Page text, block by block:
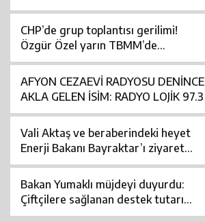
Rehabilitasyon Merkezi Açıldı
CHP’de grup toplantısı gerilimi!
Özgür Özel yarın TBMM’de
konuşacak
AFYON CEZAEVİ RADYOSU DENİNCE
AKLA GELEN İSİM: RADYO LOJİK 97.3
Vali Aktaş ve beraberindeki heyet
Enerji Bakanı Bayraktar’ı ziyaret
etti: Bakın ne görüşüldü?
Bakan Yumaklı müjdeyi duyurdu:
Çiftçilere sağlanan destek tutarı
artırılacak